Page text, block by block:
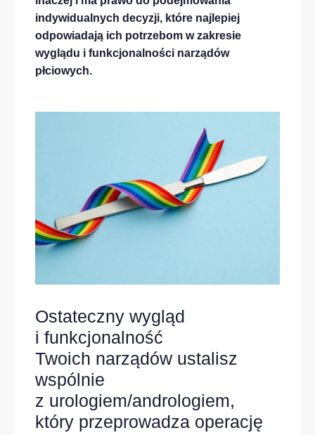
indywidualnych decyzji, które najlepiej
odpowiadają ich potrzebom w zakresie
wyglądu i funkcjonalności narządów
płciowych.
Ostateczny wygląd
i funkcjonalność
Twoich narządów ustalisz
wspólnie
z urologiem/andrologiem,
który przeprowadza operację